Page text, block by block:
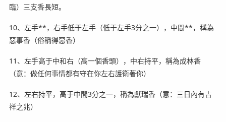
臨）三支香長短。
10、左手**，右手低于左手（低于左手3分之一），中間**，稱為
惡事香（俗稱得惡香）
11、左手高于中和右（高一個香頭），中右持平，稱為成林香
（意：做任何事情都有守在你左右護衛著你）
12、左右持平，高于中間3分之一，稱為獻瑞香（意：三日內有吉
祥之兆）